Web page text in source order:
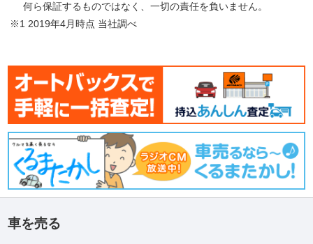
何ら保証するものではなく、一切の責任を負いません。
※1 2019年4月時点 当社調べ
車を売る